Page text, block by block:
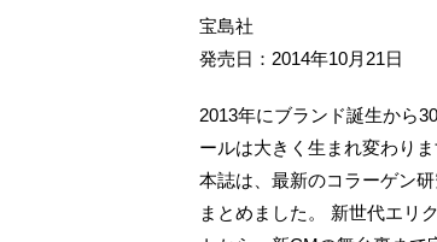
宝島社
発売日：2014年10月21日
2013年にブランド誕生から
ールは大きく生まれ変わりま
本誌は、最新のコラーゲン
まとめました。 新世代エリ